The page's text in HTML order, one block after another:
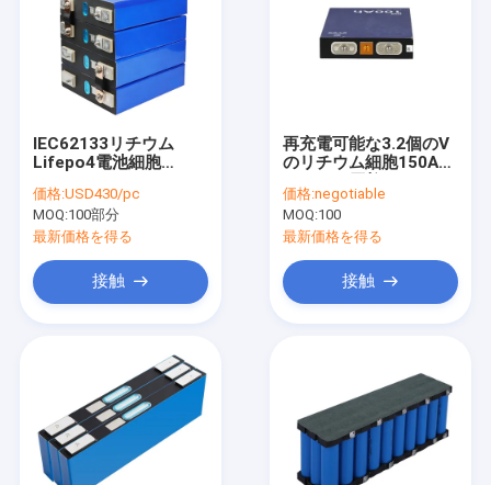
IEC62133リチウム
Lifepo4電池細胞
の細胞
価格:USD430/pc
MOQ:100部分
最新価格を得る
接触
再充電可能な3.2個のV
のリチウム細胞150Ah
細胞
価格:negotiable
MOQ:100
最新価格を得る
接触